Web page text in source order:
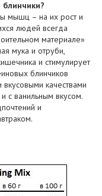
мышц – на их рост и
людей всегда
материале»
мука и отруби,
и стимулирует
блинчиков
качествами
с ванильным вкусом.
и